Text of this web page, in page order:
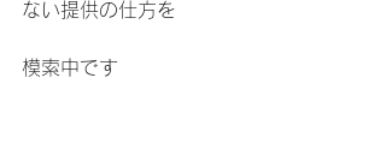
ない提供の仕方を
模索中です